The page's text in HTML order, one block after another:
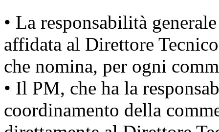
• La responsabilità
affidata al Direttore
che nomina, per ogni
• Il PM, che ha la
coordinamento della